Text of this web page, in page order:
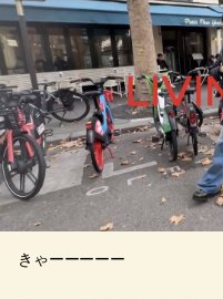
きゃーーーーー